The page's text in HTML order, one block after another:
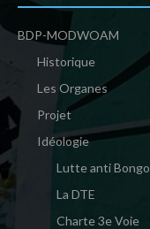
BDP-MODWOAM
Historique
Les Organes
Projet
Idéologie
Lutte anti Bongo
La DTE
Charte 3e Voie